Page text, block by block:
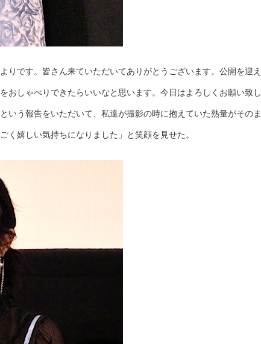
りです。皆さん来ていただいてありがとうございます。公開を迎
おしゃべりできたらいいなと思います。今日はよろしくお願い致
いう報告をいただいて、私達が撮影の時に抱えていた熱量がその
嬉しい気持ちになりました」と笑顔を見せた。